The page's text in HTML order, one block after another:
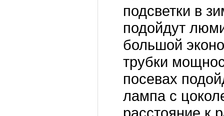
подсветки в
подойдут
большой
трубки
посевах
лампа с